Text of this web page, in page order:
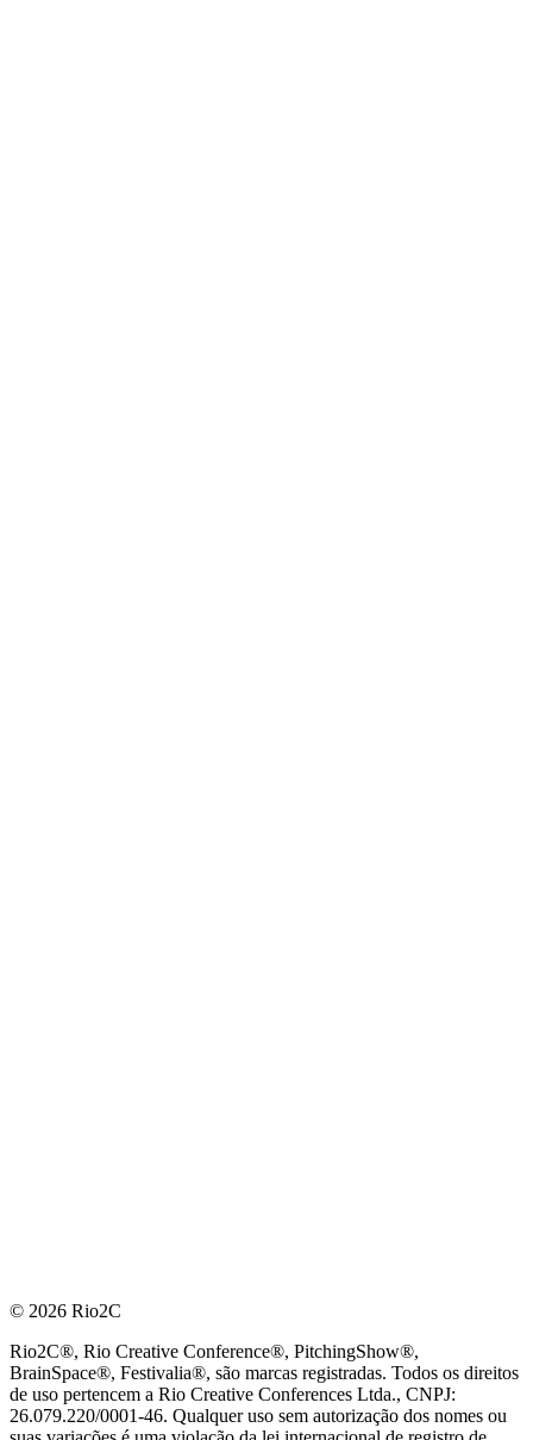
© 2026 Rio2C
Rio2C®, Rio Creative Conference®, PitchingShow®,
BrainSpace®, Festivalia®, são marcas registradas. Todos os direitos
de uso pertencem a Rio Creative Conferences Ltda., CNPJ:
26.079.220/0001-46. Qualquer uso sem autorização dos nomes ou